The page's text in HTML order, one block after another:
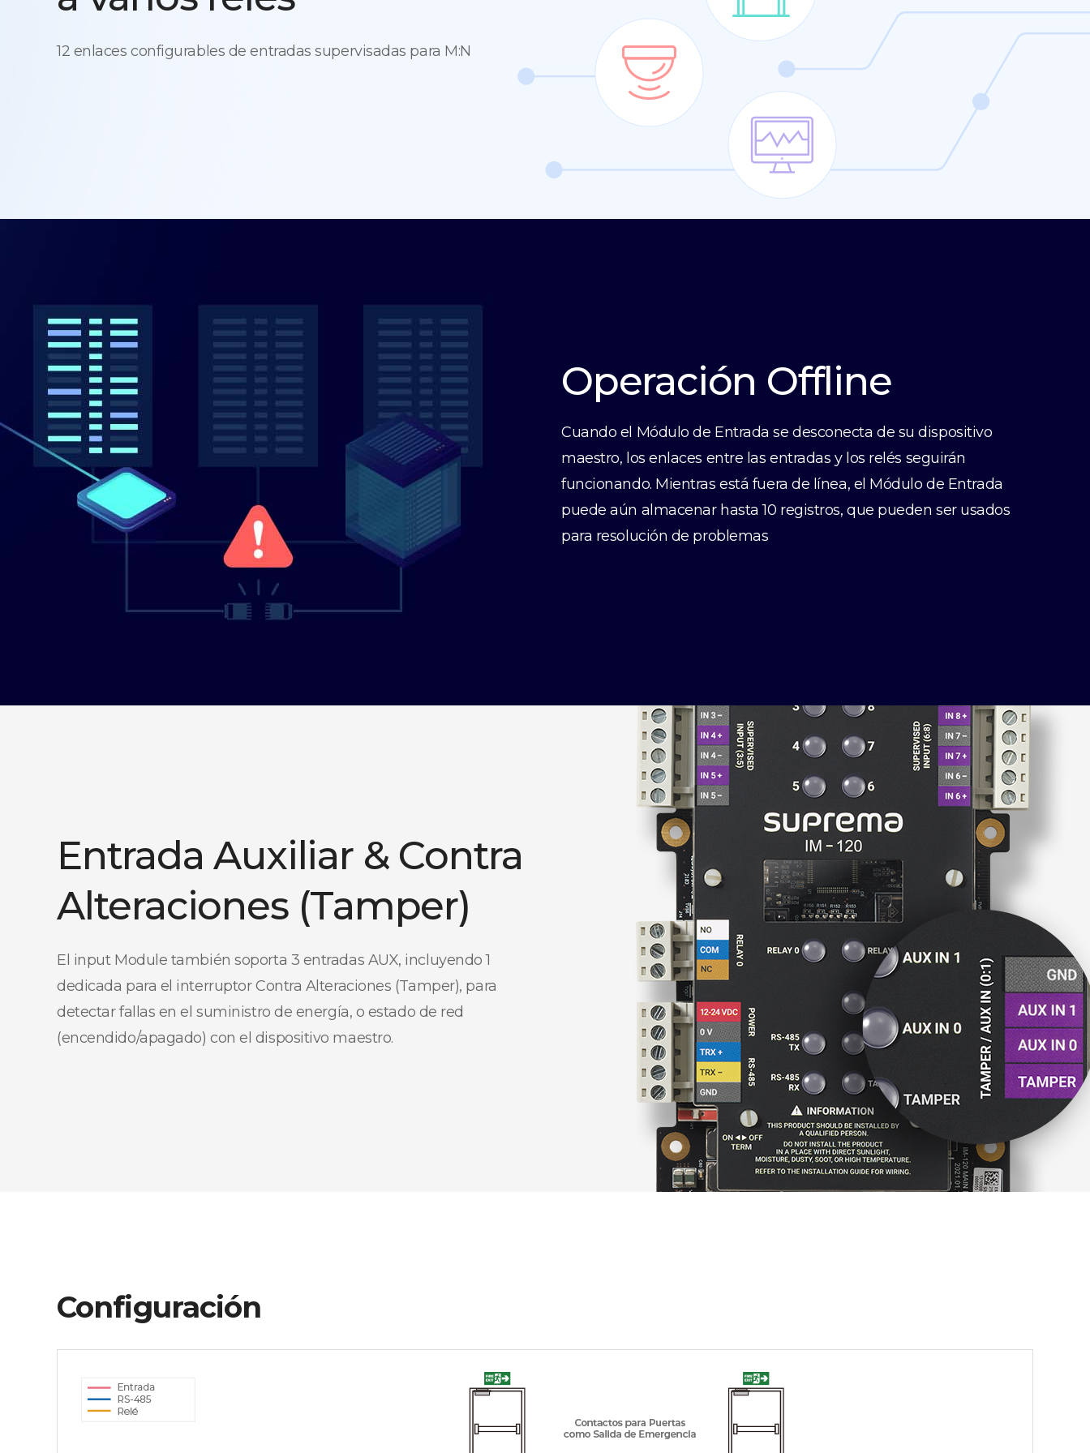
12 enlaces configurables de entradas supervisadas para M:N
Operación Offline
Cuando el Módulo de Entrada se desconecta de su dispositivo
maestro, los enlaces entre las entradas y los relés seguirán
funcionando. Mientras está fuera de línea, el Módulo de Entrada
puede aún almacenar hasta 10 registros, que pueden ser usados
para resolución de problemas
Entrada Auxiliar & Contra
Alteraciones (Tamper)
El input Module también soporta 3 entradas AUX, incluyendo 1
dedicada para el interruptor Contra Alteraciones (Tamper), para
detectar fallas en el suministro de energía, o estado de red
(encendido/apagado) con el dispositivo maestro.
Configuración